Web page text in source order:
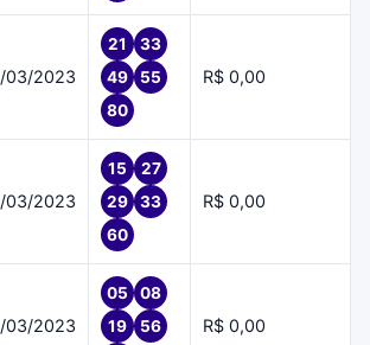
03/2023
21
33
49
55
80
R$ 0,00
03/2023
15
27
29
33
60
R$ 0,00
03/2023
05
08
19
56
R$ 0,00